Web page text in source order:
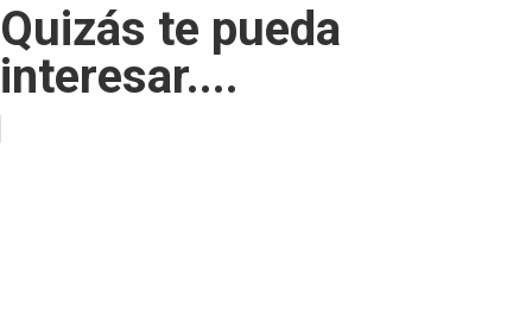
Quizás te pueda
interesar....